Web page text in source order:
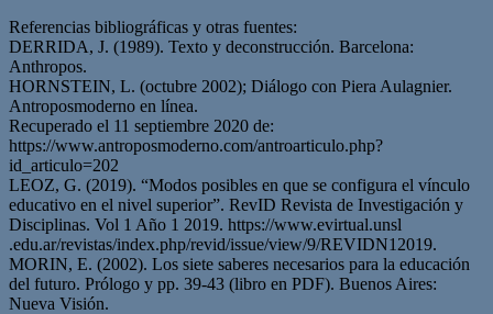
Referencias bibliográficas y otras fuentes:
DERRIDA, J. (1989). Texto y deconstrucción. Barcelona:
Anthropos.
HORNSTEIN, L. (octubre 2002); Diálogo con Piera Aulagnier.
Antroposmoderno en línea.
Recuperado el 11 septiembre 2020 de:
https://www.antroposmoderno.com/antroarticulo.php?
id_articulo=202
LEOZ, G. (2019). “Modos posibles en que se configura el vínculo
educativo en el nivel superior”. RevID Revista de Investigación y
Disciplinas. Vol 1 Año 1 2019. https://www.evirtual.unsl
.edu.ar/revistas/index.php/revid/issue/view/9/REVIDN12019.
MORIN, E. (2002). Los siete saberes necesarios para la educación
del futuro. Prólogo y pp. 39-43 (libro en PDF). Buenos Aires:
Nueva Visión.